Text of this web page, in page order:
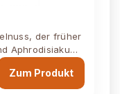
der früher
Aphrodisiakum
Zum Produkt